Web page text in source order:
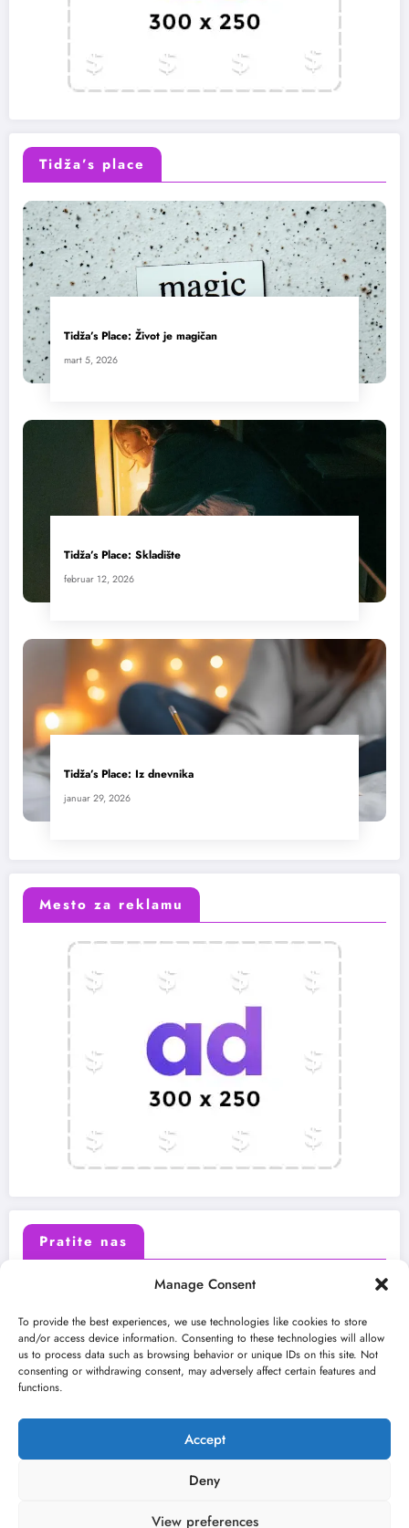
Manage Consent
To provide the best experiences, we use technologies like cookies to store
and/or access device information. Consenting to these technologies will allow
us to process data such as browsing behavior or unique IDs on this site. Not
consenting or withdrawing consent, may adversely affect certain features and
functions.
Accept
Deny
View preferences
Tidža’s place
Tidža’s Place: Život je magičan
mart 5, 2026
Tidža’s Place: Skladište
februar 12, 2026
Tidža’s Place: Iz dnevnika
januar 29, 2026
Mesto za reklamu
Pratite nas
Instagram Youtube